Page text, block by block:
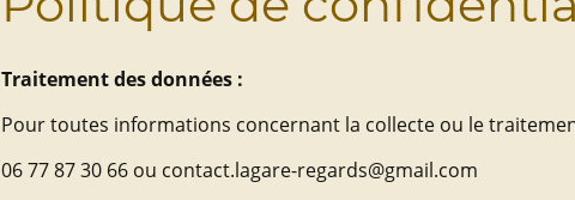
Traitement des données :
Pour toutes informations concernant la collecte ou le
06 77 87 30 66 ou contact.lagare-regards@gmail.com